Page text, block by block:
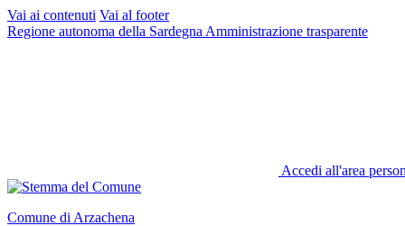
Vai ai contenuti Vai al footer
Regione autonoma della Sardegna Amministrazione trasparente
Accedi all'area
Comune di Arzachena